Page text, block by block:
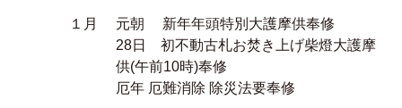
１月
元朝 新年年頭特別大護摩供奉修
28日 初不動古札お焚き上げ柴燈大護摩
供(午前10時)奉修
厄年 厄難消除 除災法要奉修